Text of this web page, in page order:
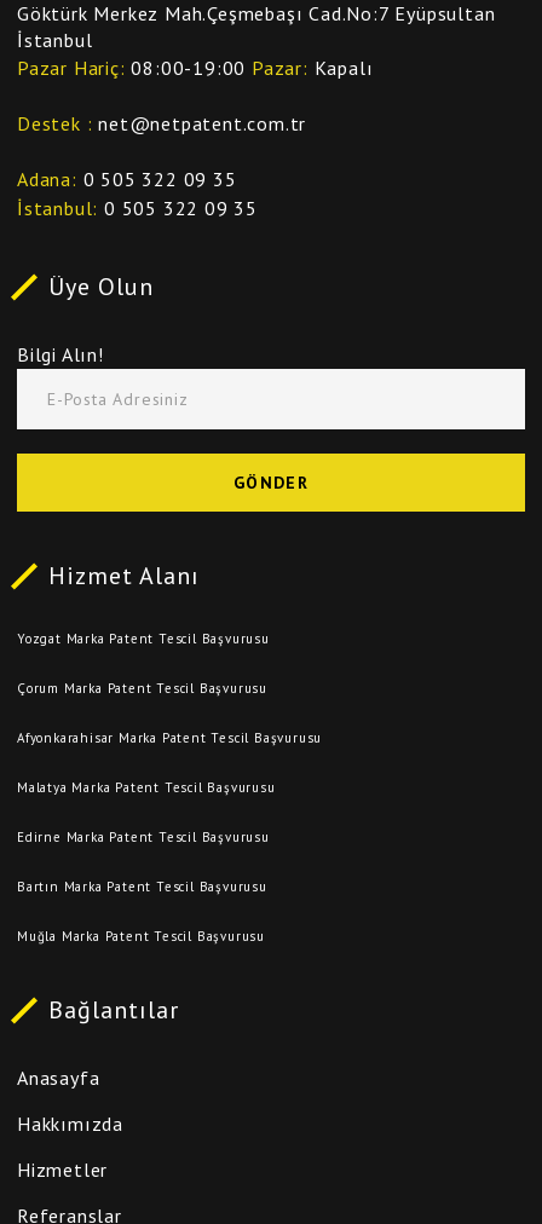
Göktürk Merkez Mah.Çeşmebaşı Cad.No:7 Eyüpsultan
İstanbul
Pazar Hariç 08:00-19:00 Pazar Kapalı
Destek net@netpatent.com.tr
Adana 0 505 322 09 35
İstanbul 0 505 322 09 35
Üye Olun
Bilgi Alın!
E-Posta Adresiniz
GÖNDER
Hizmet Alanı
Yozgat Marka Patent Tescil Başvurusu
Çorum Marka Patent Tescil Başvurusu
Afyonkarahisar Marka Patent Tescil Başvurusu
Malatya Marka Patent Tescil Başvurusu
Edirne Marka Patent Tescil Başvurusu
Bartın Marka Patent Tescil Başvurusu
Muğla Marka Patent Tescil Başvurusu
Bağlantılar
Anasayfa
Hakkımızda
Hizmetler
Referanslar